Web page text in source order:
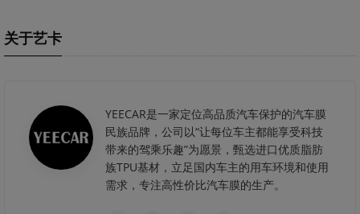
关于艺卡
YEECAR是一家定位高品质汽车保护的汽车膜
民族品牌，公司以“让每位车主都能享受科技
带来的驾乘乐趣”为愿景，甄选进口优质脂肪
族TPU基材，立足国内车主的用车环境和使用
需求，专注高性价比汽车膜的生产。